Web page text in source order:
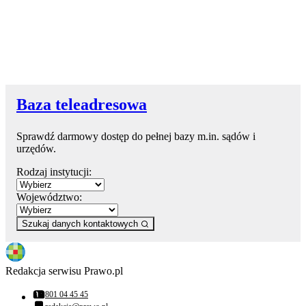
Baza teleadresowa
Sprawdź darmowy dostęp do pełnej bazy m.in. sądów i
urzędów.
Rodzaj instytucji:
Województwo:
Szukaj danych kontaktowych
Redakcja serwisu Prawo.pl
Numer telefonu:
801 04 45 45